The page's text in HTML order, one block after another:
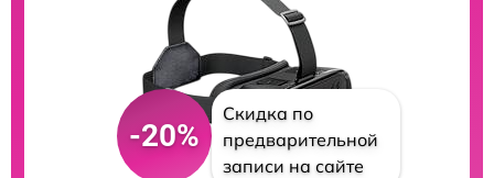
-20%
Скидка по
предварительной
записи на сайте